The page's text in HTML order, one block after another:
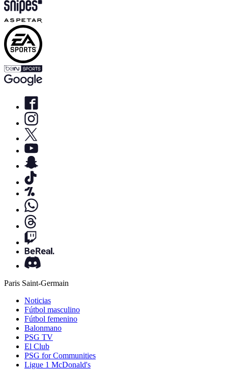
Paris Saint-Germain
Noticias
Fútbol masculino
Fútbol femenino
Balonmano
PSG TV
El Club
PSG for Communities
Ligue 1 McDonald's